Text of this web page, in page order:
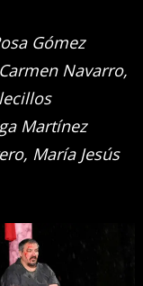
Gómez
Navarro,
Martínez
María Jesús